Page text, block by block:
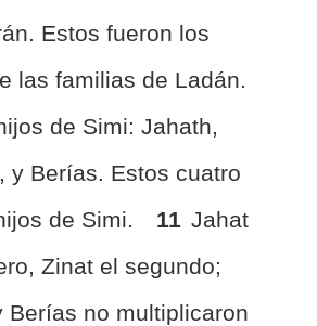
Estos fueron los
las familias de Ladán.
de Simi: Jahath,
y Berías. Estos cuatro
de Simi.
11 Jahat
Zinat el segundo;
Berías no multiplicaron